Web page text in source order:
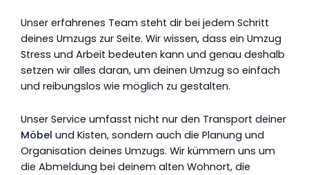
Unser erfahrenes Team steht dir bei jedem Schritt
deines Umzugs zur Seite. Wir wissen, dass ein Umzug
Stress und Arbeit bedeuten kann und genau deshalb
setzen wir alles daran, um deinen Umzug so einfach
und reibungslos wie möglich zu gestalten.
Unser Service umfasst nicht nur den Transport deiner
Möbel und Kisten, sondern auch die Planung und
Organisation deines Umzugs. Wir kümmern uns um
die Abmeldung bei deinem alten Wohnort, die